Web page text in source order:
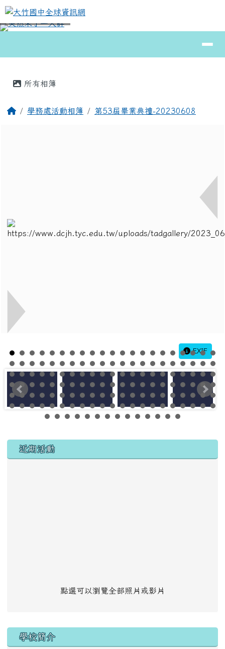
跳至主內容區
大竹國中全球資訊網
⏸
所有相簿
回首頁學務處活動相簿 第53屆畢業典禮-20230608
EXIF
左邊區域內容
近期活動
點選可以瀏覽全部照片或影片
學校簡介